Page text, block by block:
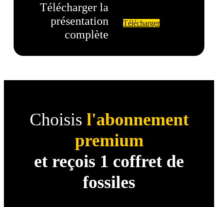
Télécharger la
présentation
complète
Télécharger
Choisis l'abonnement
premium
et reçois 1 coffret de
fossiles